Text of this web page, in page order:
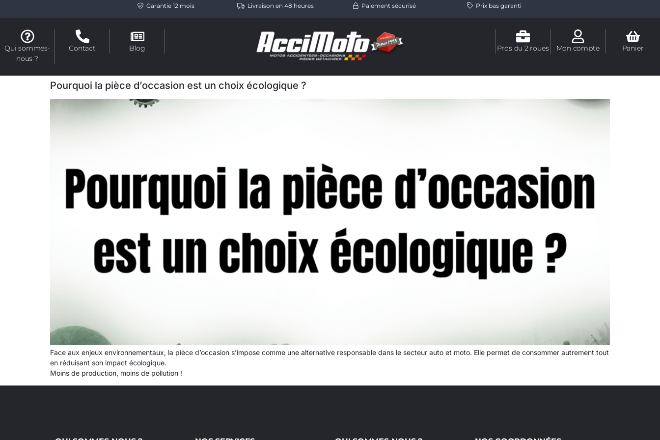
Garantie 12 mois Livraison en 48 heures Paiement sécurisé Prix bas garanti
Qui sommes-
nous ?
Contact Blog Pros du 2 roues Mon compte Panier
Pourquoi la pièce d’occasion est un choix écologique ?
Face aux enjeux environnementaux, la pièce d’occasion s’impose comme une alternative responsable dans le secteur auto et moto. Elle permet de consommer autrement tout
en réduisant son impact écologique.
Moins de production, moins de pollution !